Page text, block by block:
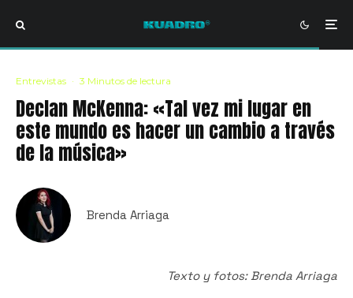
Entrevistas · 3 Minutos de lectura
Declan McKenna: «Tal vez mi lugar en
este mundo es hacer un cambio a través
de la música»
Brenda Arriaga
Texto y fotos: Brenda Arriaga